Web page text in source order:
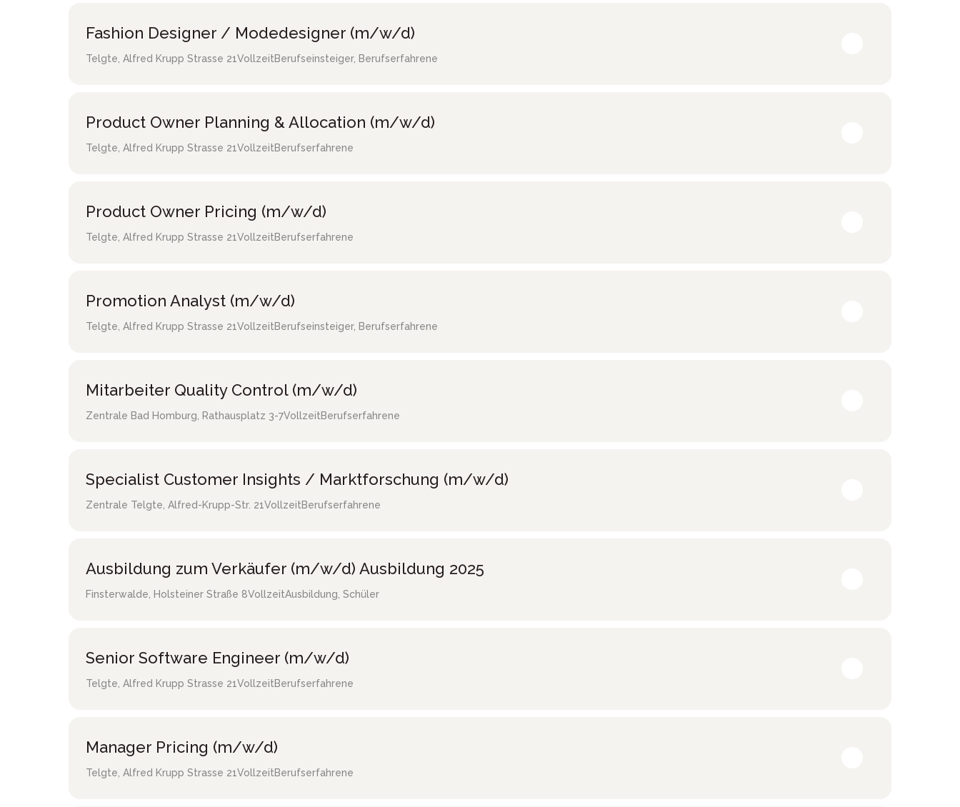
Fashion Designer / Modedesigner (m/w/d)
Telgte Alfred Krupp Strasse 21VollzeitBerufseinsteiger, Berufserfahrene
Product Owner Planning & Allocation (m/w/d)
Telgte Alfred Krupp Strasse 21VollzeitBerufserfahrene
Product Owner Pricing (m/w/d)
Telgte Alfred Krupp Strasse 21VollzeitBerufserfahrene
Promotion Analyst (m/w/d)
Telgte Alfred Krupp Strasse 21VollzeitBerufseinsteiger, Berufserfahrene
Mitarbeiter Quality Control (m/w/d)
Zentrale Bad Homburg Rathausplatz 3-7VollzeitBerufserfahrene
Specialist Customer Insights / Marktforschung (m/w/d)
Zentrale Telgte Alfred-Krupp-Str. 21VollzeitBerufserfahrene
Ausbildung zum Verkäufer (m/w/d) Ausbildung 2025
Finsterwalde Holsteiner Straße 8VollzeitAusbildung, Schüler
Senior Software Engineer (m/w/d)
Telgte Alfred Krupp Strasse 21VollzeitBerufserfahrene
Manager Pricing (m/w/d)
Telgte Alfred Krupp Strasse 21VollzeitBerufserfahrene